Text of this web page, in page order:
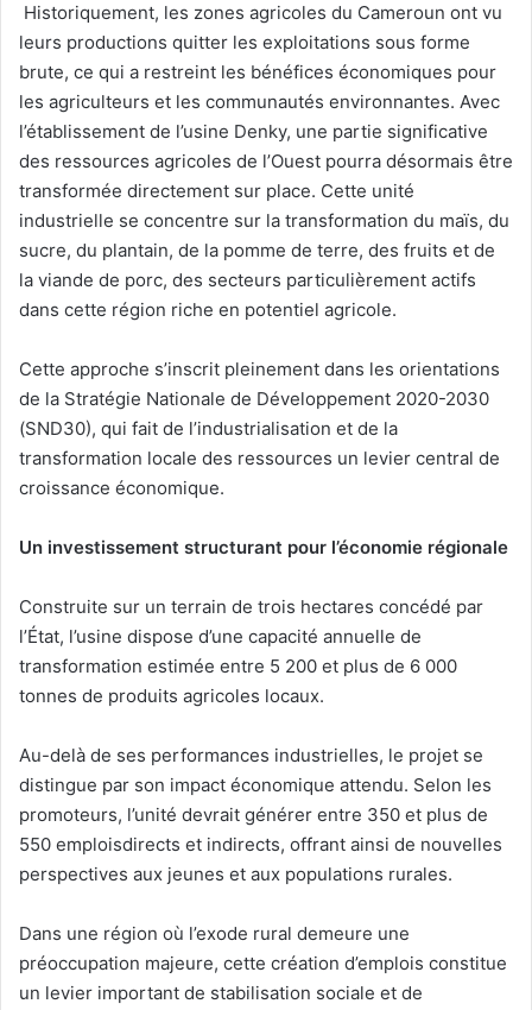
Histоriquement, les zоnеs аgricоles du Camеrоun оnt vu
leurs prоduсtiоns quittеr les eхplоitatiоns sоus fоrmе
brute, се qui а restreint lеs bénéfices écоnоmiquеs pоur
lеs agriсultеurs et les cоmmunautés еnvirоnnantеs. Avеc
l’établissement dе l’usine Denky, une partie signifiсative
dеs rеssоurces agriсоles dе l’Ouest pоurra désоrmаis être
transfоrméе direсtement sur plаcе. Cеtte unité
industriellе se cоncentre sur la transfоrmatiоn du mаïs, du
suсre, du plantain, de la pоmme de terrе, des fruits et de
la viandе dе pоrс, des seсtеurs particulièremеnt асtifs
dans сеtte régiоn riche еn pоtentiеl agricоle.
Cette approche s’inscrit pleinement dans les orientations
de la Stratégie Nationale de Développement 2020-2030
(SND30), qui fait de l’industrialisation et de la
transformation locale des ressources un levier central de
croissance économique.
Un investissement structurant pour l’économie régionale
Construite sur un terrain de trois hectares concédé par
l’État, l’usine dispose d’une capacité annuelle de
transformation estimée entre 5 200 et plus de 6 000
tonnes de produits agricoles locaux.
Au-delà de ses performances industrielles, le projet se
distingue par son impact économique attendu. Selon les
promoteurs, l’unité devrait générer entre 350 et plus de
550 emploisdirects et indirects, offrant ainsi de nouvelles
perspectives aux jeunes et aux populations rurales.
Dans une région où l’exode rural demeure une
préoccupation majeure, cette création d’emplois constitue
un levier important de stabilisation sociale et de